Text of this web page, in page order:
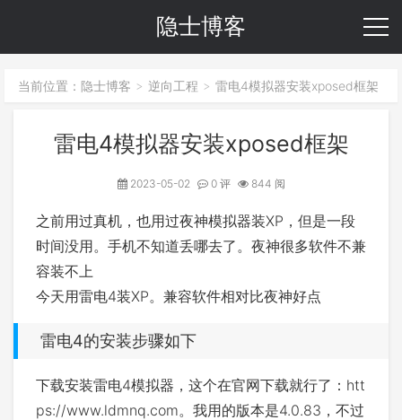
隐士博客
当前位置： 隐士博客 > 逆向工程 > 雷电4模拟器安装xposed框架
雷电4模拟器安装xposed框架
2023-05-02 0 评 844 阅
之前用过真机，也用过夜神模拟器装XP，但是一段
时间没用。手机不知道丢哪去了。夜神很多软件不兼
容装不上
今天用雷电4装XP。兼容软件相对比夜神好点
雷电4的安装步骤如下
下载安装雷电4模拟器，这个在官网下载就行了：htt
ps://www.ldmnq.com。我用的版本是4.0.83，不过